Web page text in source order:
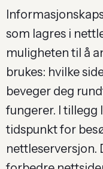
som lagres i
muligheten til å
brukes: hvilke
beveger deg
fungerer. I tillegg
tidspunkt for
nettleserversjon.